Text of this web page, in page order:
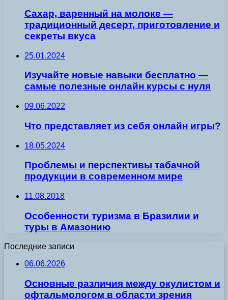
Сахар, варенный на молоке —
традиционный десерт, приготовление и
секреты вкуса
25.01.2024
Изучайте новые навыки бесплатно —
самые полезные онлайн курсы с нуля
09.06.2022
Что представляет из себя онлайн игры?
18.05.2024
Проблемы и перспективы табачной
продукции в современном мире
11.08.2018
Особенности туризма в Бразилии и
туры в Амазонию
Последние записи
06.06.2026
Основные различия между окулистом и
офтальмологом в области зрения